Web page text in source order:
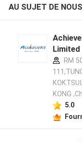
AU SUJET DE NOUS
RM
KONG
5.0